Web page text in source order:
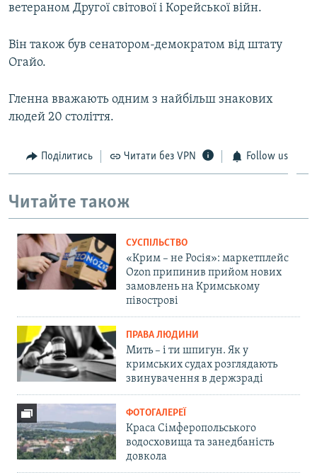
ветераном Другої світової і Корейської війн.
Він також був сенатором-демократом від штату
Огайо.
Гленна вважають одним з найбільш знакових
людей 20 століття.
Поділитись Читати без VPN Follow us
Читайте також
СУСПІЛЬСТВО
«Крим – не Росія»: маркетплейс
Ozon припинив прийом нових
замовлень на Кримському
півострові
ПРАВА ЛЮДИНИ
Мить – і ти шпигун. Як у
кримських судах розглядають
звинувачення в держзраді
ФОТОГАЛЕРЕЇ
Краса Сімферопольського
водосховища та занедбаність
довкола